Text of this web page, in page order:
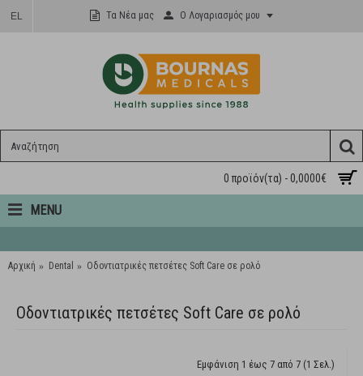
EL Τα Νέα μας Ο Λογαριασμός μου
0 προϊόν(τα) - 0,0000€
MENU
Αρχική Dental Οδοντιατρικές πετσέτες Soft Care σε ρολό
Οδοντιατρικές πετσέτες Soft Care σε ρολό
Εμφάνιση 1 έως 7 από 7 (1 Σελ.)